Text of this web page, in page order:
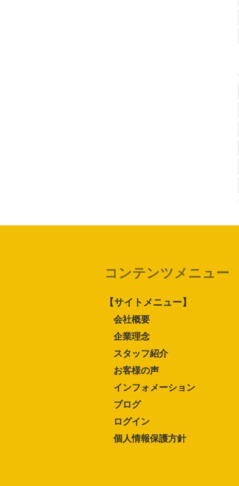
コンテンツメニュー
【サイトメニュー】
会社概要
企業理念
スタッフ紹介
お客様の声
インフォメーション
ブログ
ログイン
個人情報保護方針